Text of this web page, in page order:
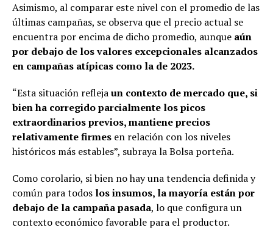
Asimismo, al comparar este nivel con el promedio de las
últimas campañas, se observa que el precio actual se
encuentra por encima de dicho promedio, aunque aún
por debajo de los valores excepcionales alcanzados
en campañas atípicas como la de 2023.
“Esta situación reflejaun contexto de mercado que, si
bien ha corregido parcialmente los picos
extraordinarios previos, mantiene precios
relativamente firmes en relación con los niveles
históricos más estables”, subraya la Bolsa porteña.
Como corolario, si bien no hay una tendencia definida y
común para todos los insumos, la mayoría están por
debajo de la campaña pasada, lo que configura un
contexto económico favorable para el productor.